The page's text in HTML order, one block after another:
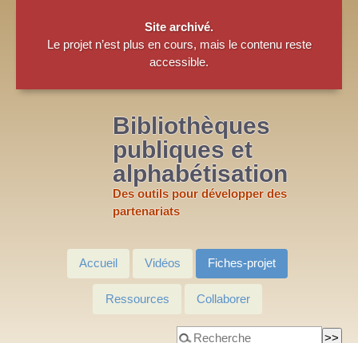
Site archivé.
Le projet n’est plus en cours, mais le contenu reste
accessible.
Bibliothèques
publiques et
alphabétisation
Des outils pour développer des
partenariats
Accueil Vidéos Fiches-projet
Ressources Collaborer